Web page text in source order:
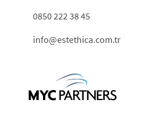
0850 222 38 45
info@estethica.com.tr